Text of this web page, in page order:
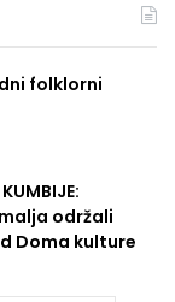
folklorni
održali
Doma kulture